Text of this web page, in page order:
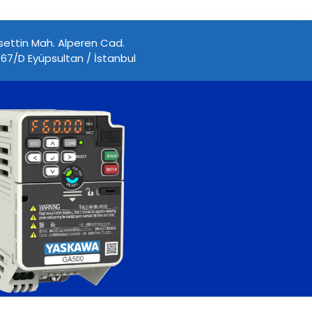
Mah. Alperen Cad.
D Eyüpsultan / İstanbul